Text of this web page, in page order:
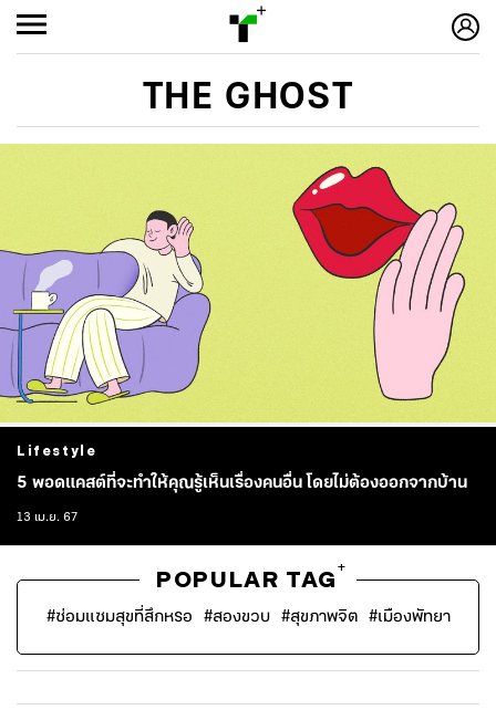
THE GHOST
Lifestyle
5 พอดแคสต์ที่จะทำให้คุณรู้เห็นเรื่องคนอื่น โดยไม่ต้องออกจากบ้าน
13 เม.ย. 67
POPULAR TAG
+
#ซ่อมแซมสุขที่สึกหรอ #สองขวบ #สุขภาพจิต #เมืองพัทยา